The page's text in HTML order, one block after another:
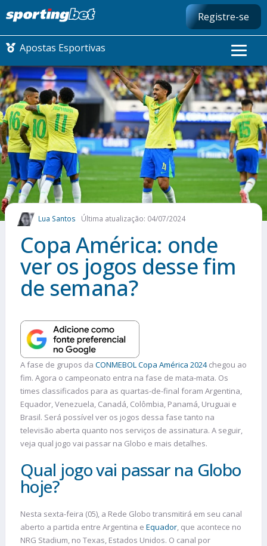
Registre-se
Apostas Esportivas
CONMEBOL LIBERTADORES
FUTEBOL NACIONAL
FUTEBOL INTERNACIONAL
COMO APOSTAR
MAIS ESPORTES
Lua Santos Última atualização: 04/07/2024
Copa América: onde
ver os jogos desse fim
de semana?
A fase de grupos da CONMEBOL Copa América 2024chegou ao
fim. Agora o campeonato entra na fase de mata-mata. Os
times classificados para as quartas-de-final foram Argentina,
Equador, Venezuela, Canadá, Colômbia, Panamá, Uruguai e
Brasil. Será possível ver os jogos dessa fase tanto na
televisão aberta quanto nos serviços de assinatura. A seguir,
veja qual jogo vai passar na Globo e mais detalhes.
Qual jogo vai passar na Globo
hoje?
Nesta sexta-feira (05), a Rede Globo transmitirá em seu canal
aberto a partida entre Argentina e Equador, que acontece no
NRG Stadium, no Texas, Estados Unidos. O canal por